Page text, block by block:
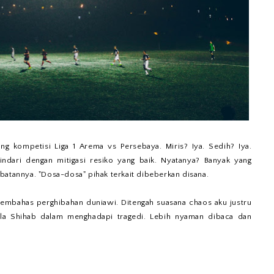
kompetisi Liga 1 Arema vs Persebaya. Miris? Iya. Sedih? Iya.
dengan mitigasi resiko yang baik. Nyatanya? Banyak yang
"Dosa-dosa" pihak terkait dibeberkan disana.
perghibahan duniawi. Ditengah suasana chaos aku justru
Shihab dalam menghadapi tragedi. Lebih nyaman dibaca dan